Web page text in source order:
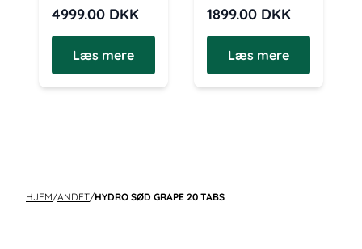
4999.00 DKK
Læs mere
1899.00 DKK
Læs mere
HJEM/ANDET/HYDRO SØD GRAPE 20 TABS